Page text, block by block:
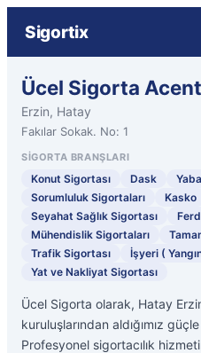
Sigortix
Ücel Sigorta
Erzin, Hatay
Fakılar Sokak. No: 1
SIGORTA BRANŞLARI
Konut Sigortası Dask
Sorumluluk Sigortaları
Kasko
Seyahat Sağlık Sigortası
Mühendislik Sigortaları
Trafik Sigortası
İşyeri (
Yat ve Nakliyat Sigortası
Ücel Sigorta olarak, Hatay
kuruluşlarından aldığımız
Profesyonel sigortacılık